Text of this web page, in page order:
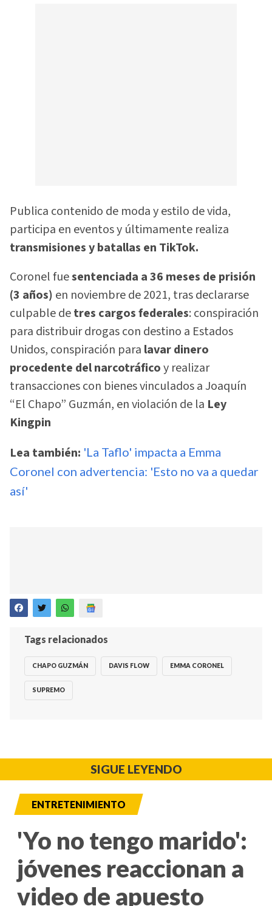
Publica contenido de moda y estilo de vida,
participa en eventos y últimamente realiza
transmisiones y batallas en TikTok.
Coronel fuesentenciada a 36 meses de prisión
(3 años) en noviembre de 2021, tras declararse
culpable detres cargos federales: conspiración
para distribuir drogas con destino a Estados
Unidos, conspiración para lavar dinero
procedente del narcotráficoy realizar
transacciones con bienes vinculados a Joaquín
“El Chapo” Guzmán, en violación de la Ley
Kingpin
Lea también: 'La Taflo' impacta a Emma
Coronel con advertencia: 'Esto no va a quedar
así'
Tags relacionados
CHAPO GUZMÁN DAVIS FLOW EMMA CORONEL
SUPREMO
SIGUE LEYENDO
ENTRETENIMIENTO
'Yo no tengo marido':
jóvenes reaccionan a
video de apuesto